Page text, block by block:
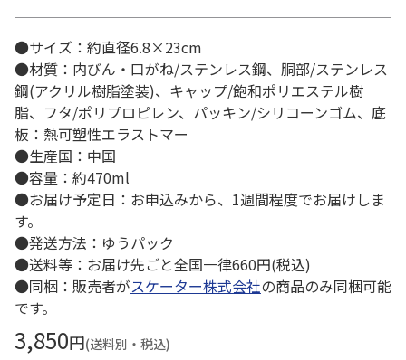
●サイズ：約直径6.8×23cm
●材質：内びん・口がね/ステンレス鋼、胴部/ステンレス
鋼(アクリル樹脂塗装)、キャップ/飽和ポリエステル樹
脂、フタ/ポリプロピレン、パッキン/シリコーンゴム、底
板：熱可塑性エラストマー
●生産国：中国
●容量：約470ml
●お届け予定日：お申込みから、1週間程度でお届けしま
す。
●発送方法：ゆうパック
●送料等：お届け先ごと全国一律660円(税込)
●同梱：販売者がスケーター株式会社の商品のみ同梱可能
です。
3,850円(送料別・税込)